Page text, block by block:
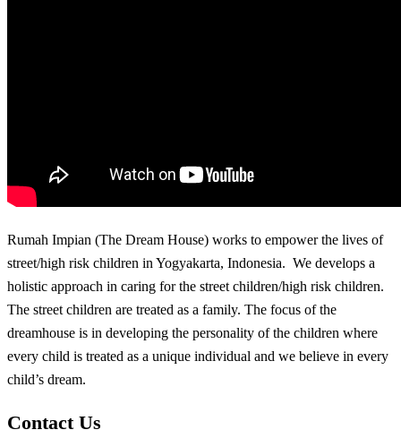
Rumah Impian (The Dream House) works to empower the lives of
street/high risk children in Yogyakarta, Indonesia. We develops a
holistic approach in caring for the street children/high risk children.
The street children are treated as a family. The focus of the
dreamhouse is in developing the personality of the children where
every child is treated as a unique individual and we believe in every
child’s dream.
Contact Us